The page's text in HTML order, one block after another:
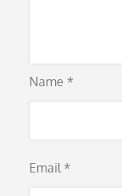
Name *
Email *